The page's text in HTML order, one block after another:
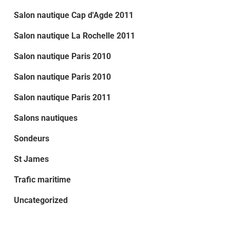
Salon nautique Cap d'Agde 2011
Salon nautique La Rochelle 2011
Salon nautique Paris 2010
Salon nautique Paris 2010
Salon nautique Paris 2011
Salons nautiques
Sondeurs
St James
Trafic maritime
Uncategorized